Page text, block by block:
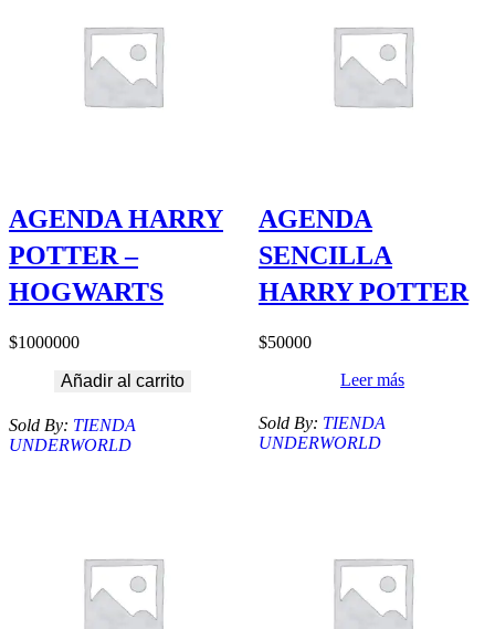
AGENDA HARRY
POTTER –
HOGWARTS
$1000000
Añadir al carrito
Sold By: TIENDA
UNDERWORLD
AGENDA
SENCILLA
HARRY POTTER
$50000
Leer más
Sold By: TIENDA
UNDERWORLD